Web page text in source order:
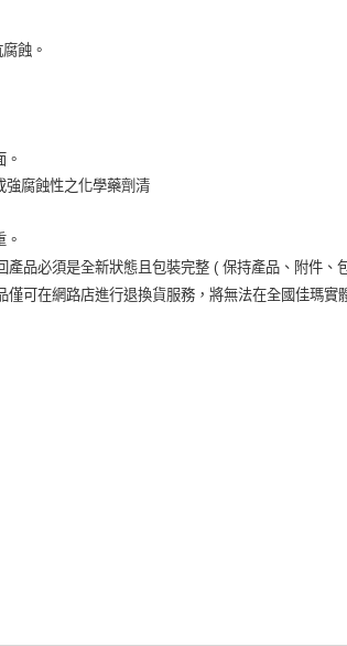
蝕。
強腐蝕性之化學藥劑清
產品必須是全新狀態且包裝完整 ( 保持產品、附件
僅可在網路店進行退換貨服務，將無法在全國佳瑪